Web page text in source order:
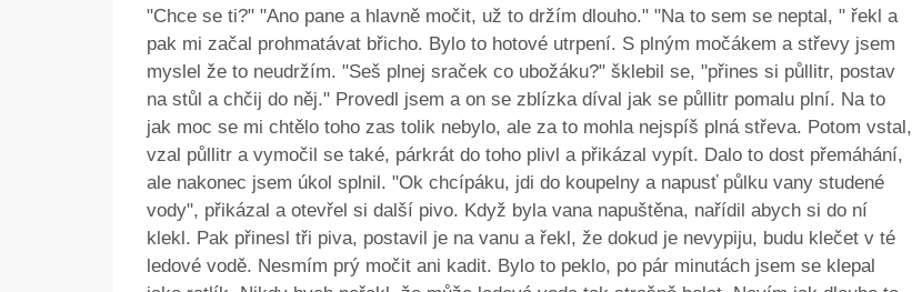
"Chce se ti?" "Ano pane a hlavně močit, už to držím dlouho." "Na to sem se neptal, " řekl a
pak mi začal prohmatávat břicho. Bylo to hotové utrpení. S plným močákem a střevy jsem
myslel že to neudržím. "Seš plnej sraček co ubožáku?" šklebil se, "přines si půllitr, postav
na stůl a chčij do něj." Provedl jsem a on se zblízka díval jak se půllitr pomalu plní. Na to
jak moc se mi chtělo toho zas tolik nebylo, ale za to mohla nejspíš plná střeva. Potom vstal,
vzal půllitr a vymočil se také, párkrát do toho plivl a přikázal vypít. Dalo to dost přemáhání,
ale nakonec jsem úkol splnil. "Ok chcípáku, jdi do koupelny a napusť půlku vany studené
vody", přikázal a otevřel si další pivo. Když byla vana napuštěna, nařídil abych si do ní
klekl. Pak přinesl tři piva, postavil je na vanu a řekl, že dokud je nevypiju, budu klečet v té
ledové vodě. Nesmím prý močit ani kadit. Bylo to peklo, po pár minutách jsem se klepal